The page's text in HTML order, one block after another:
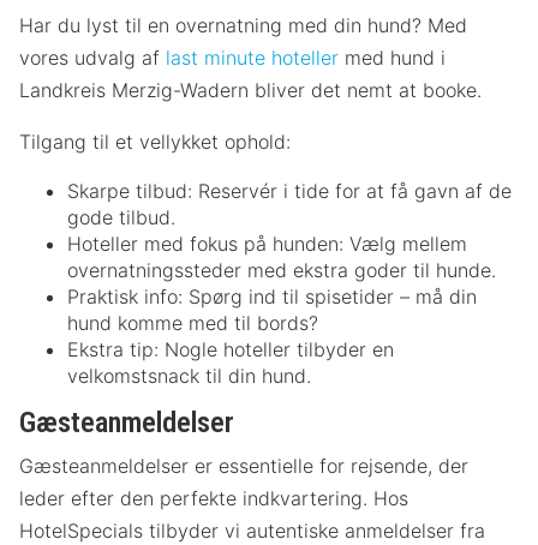
Har du lyst til en overnatning med din hund? Med
vores udvalg af last minute hoteller med hund i
Landkreis Merzig-Wadern bliver det nemt at booke.
Tilgang til et vellykket ophold:
Skarpe tilbud: Reservér i tide for at få gavn af de
gode tilbud.
Hoteller med fokus på hunden: Vælg mellem
overnatningssteder med ekstra goder til hunde.
Praktisk info: Spørg ind til spisetider – må din
hund komme med til bords?
Ekstra tip: Nogle hoteller tilbyder en
velkomstsnack til din hund.
Gæsteanmeldelser
Gæsteanmeldelser er essentielle for rejsende, der
leder efter den perfekte indkvartering. Hos
HotelSpecials tilbyder vi autentiske anmeldelser fra